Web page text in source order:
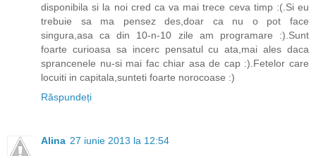
disponibila si la noi cred ca va mai trece ceva timp :(.Si eu
trebuie sa ma pensez des,doar ca nu o pot face
singura,asa ca din 10-n-10 zile am programare :).Sunt
foarte curioasa sa incerc pensatul cu ata,mai ales daca
sprancenele nu-si mai fac chiar asa de cap :).Fetelor care
locuiti in capitala,sunteti foarte norocoase :)
Răspundeți
Alina 27 iunie 2013 la 12:54